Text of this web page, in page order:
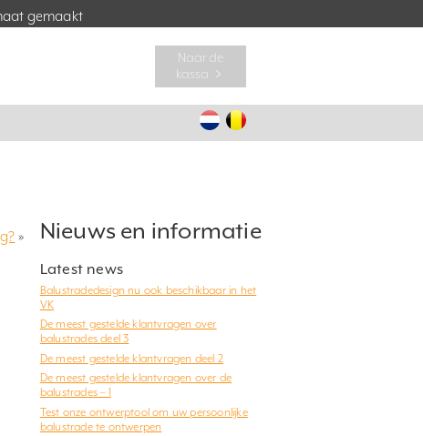
gemaakt
Naar de
kassa ﹥
» Nieuws en informatie
Latest news
Balustradedesign nu ook beschikbaar in het
VK
De meest gestelde klantvragen over
balustrades deel 3
De meest gestelde klantvragen deel 2
De meest gestelde klantvragen over de
balustrades – 1
Test onze ontwerptool om uw persoonlijke
balustrade te ontwerpen